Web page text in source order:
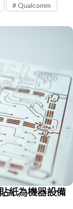
Qualcomm
紙為機器設備